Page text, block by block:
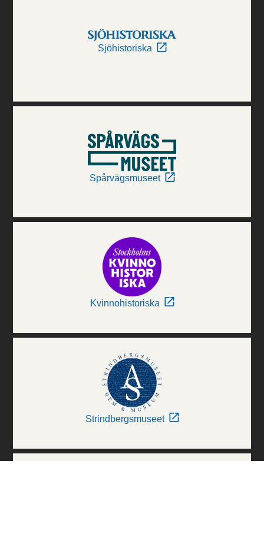
Sjöhistoriska
Spårvägsmuseet
Kvinnohistoriska
Strindbergsmuseet